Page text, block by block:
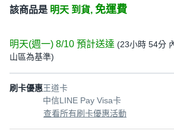
該商品是 明天 到貨, 免運費
明天(週一) 8/10 預計送達 (23小時 54分
山區為基準)
刷卡優惠王道卡
中信LINE Pay Visa卡
查看所有刷卡優惠活動